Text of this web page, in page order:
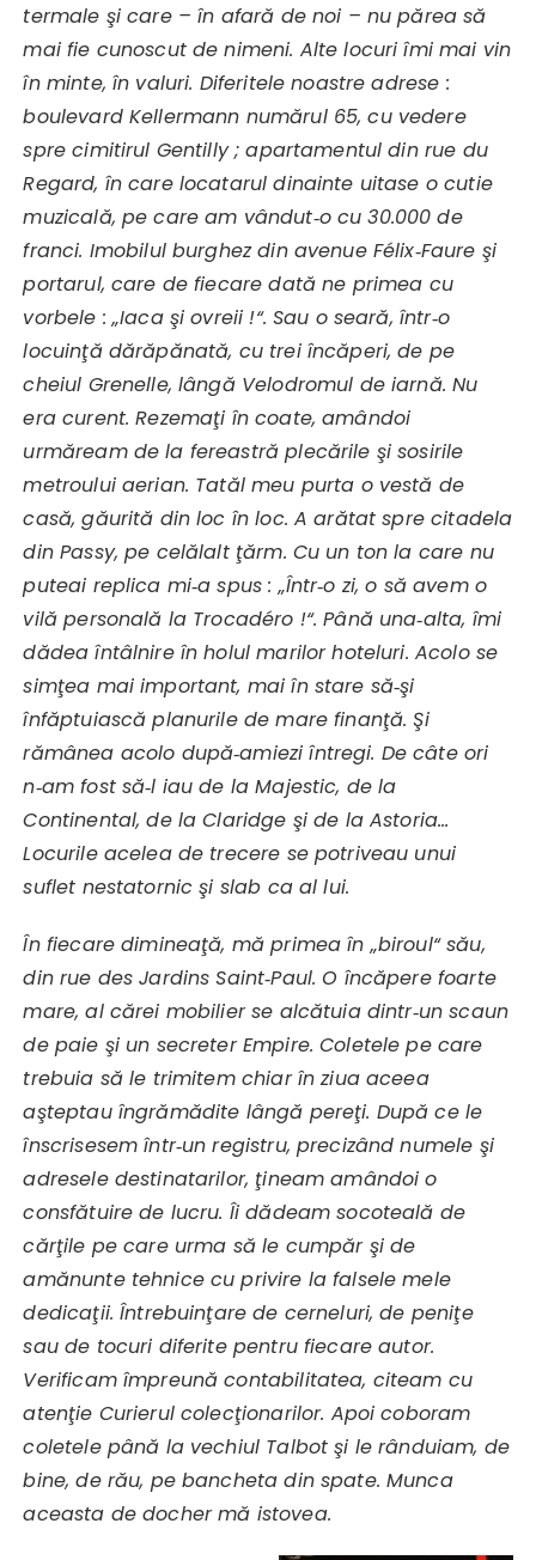
termale şi care – în afară de noi – nu părea să
mai fie cunoscut de nimeni. Alte locuri îmi mai vin
în minte, în valuri. Diferitele noastre adrese :
boulevard Kellermann numărul 65, cu vedere
spre cimitirul Gentilly ; apartamentul din rue du
Regard, în care locatarul dinainte uitase o cutie
muzicală, pe care am vândut‑o cu 30.000 de
franci. Imobilul burghez din avenue Félix‑Faure şi
portarul, care de fiecare dată ne primea cu
vorbele : „Iaca şi ovreii !“. Sau o seară, într‑o
locuinţă dărăpănată, cu trei încăperi, de pe
cheiul Grenelle, lângă Velodromul de iarnă. Nu
era curent. Rezemaţi în coate, amândoi
urmăream de la fereastră plecările şi sosirile
metroului aerian. Tatăl meu purta o vestă de
casă, găurită din loc în loc. A arătat spre citadela
din Passy, pe celălalt ţărm. Cu un ton la care nu
puteai replica mi‑a spus : „Într‑o zi, o să avem o
vilă personală la Trocadéro !“. Până una‑alta, îmi
dădea întâlnire în holul marilor hoteluri. Acolo se
simţea mai important, mai în stare să‑şi
înfăptuiască planurile de mare finanţă. Şi
rămânea acolo după‑amiezi întregi. De câte ori
n‑am fost să‑l iau de la Majestic, de la
Continental, de la Claridge şi de la Astoria…
Locurile acelea de trecere se potriveau unui
suflet nestatornic şi slab ca al lui.
În fiecare dimineaţă, mă primea în „biroul“ său,
din rue des Jardins Saint‑Paul. O încăpere foarte
mare, al cărei mobilier se alcătuia dintr‑un scaun
de paie şi un secreter Empire. Coletele pe care
trebuia să le trimitem chiar în ziua aceea
aşteptau îngrămădite lângă pereţi. După ce le
înscrisesem într‑un registru, precizând numele şi
adresele destinatarilor, ţineam amândoi o
consfătuire de lucru. Îi dădeam socoteală de
cărţile pe care urma să le cumpăr şi de
amănunte tehnice cu privire la falsele mele
dedicaţii. Întrebuinţare de cerneluri, de peniţe
sau de tocuri diferite pentru fiecare autor.
Verificam împreună contabilitatea, citeam cu
atenţie Curierul colecţionarilor. Apoi coboram
coletele până la vechiul Talbot şi le rânduiam, de
bine, de rău, pe bancheta din spate. Munca
aceasta de docher mă istovea.